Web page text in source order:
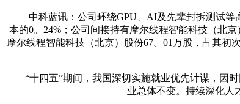
中科蓝讯：公司环绕GPU、AI及先辈封拆测试等
本的0。24%；公司间接持有摩尔线程智能科技（北
摩尔线程智能科技（北京）股份67。01万股，占其初
“十四五”期间，我国深切实施就业优先计谋，因时
业总体不变。持续深化人